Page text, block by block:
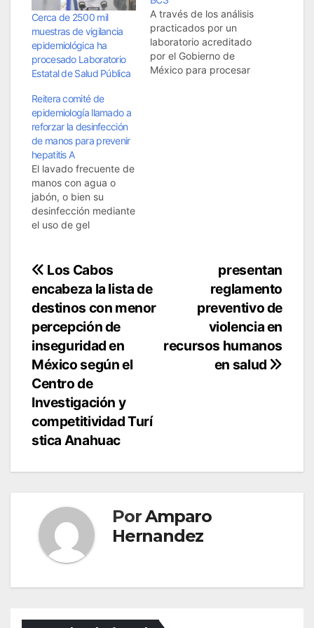
Cerca de 2500 mil
muestras de vigilancia
epidemiológica ha
procesado Laboratorio
Estatal de Salud Pública
A través de los análisis
practicados por un
laboratorio acreditado
por el Gobierno de
México para procesar
Reitera comité de
epidemiología llamado a
reforzar la desinfección
de manos para prevenir
hepatitis A
El lavado frecuente de
manos con agua o
jabón, o bien su
desinfección mediante
el uso de gel
hábitos de higiene
básica que debe
reforzar la población
en general para
reducir riesgos por
enfermedades como
la Hepatitis A, la cual
suele…
Navegación
de
entradas
presentan
reglamento
preventivo de
violencia en
recursos humanos
en salud
Los Cabos
encabeza la lista de
destinos con menor
percepción de
inseguridad en
México según el
Centro de
Investigación y
competitividad Turí
stica Anahuac
PorAmparo
Hernandez